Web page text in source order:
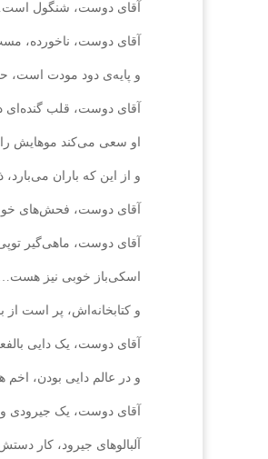
آقای دوست، شنگول
آقای دوست، ناخورده،
و پایه‌ی دود مودت است،
آقای دوست، قلب گنده‌ای
او سعی می‌کند موهایش
و از این که باران
آقای دوست، فحش‌های
آقای دوست، ماهی‌گیر
اسکی‌باز خوبی نیز
و کتابخانه‌اش، پر است
آقای دوست، یک دایی
و در عالم دایی بودن،
آقای دوست، یک
آلبالوهای جیرود، کار